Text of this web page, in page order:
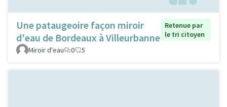
Une pataugeoire façon miroir
d'eau de Bordeaux à Villeurbanne
Retenue par
le tri citoyen
Miroir d'eau
0 5